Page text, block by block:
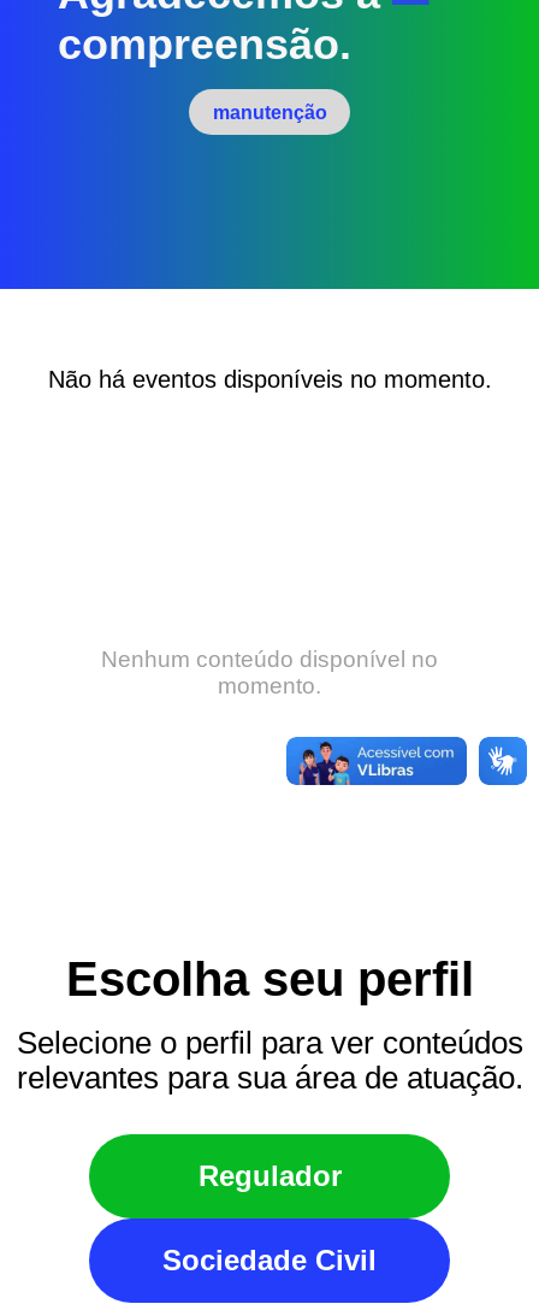
compreensão.
manutenção
Não há eventos disponíveis no momento.
Nenhum conteúdo disponível no
momento.
Escolha seu perfil
Selecione o perfil para ver conteúdos
relevantes para sua área de atuação.
Regulador
Sociedade Civil